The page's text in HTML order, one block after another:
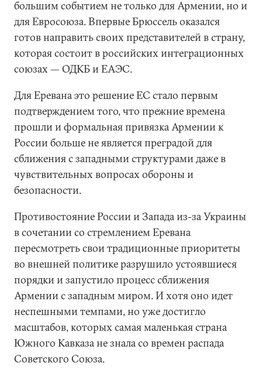
большим событием не только для Армении, но и
для Евросоюза. Впервые Брюссель оказался
готов направить своих представителей в страну,
которая состоит в российских интеграционных
союзах — ОДКБ и ЕАЭС.
Для Еревана это решение ЕС стало первым
подтверждением того, что прежние времена
прошли и формальная привязка Армении к
России больше не является преградой для
сближения с западными структурами даже в
чувствительных вопросах обороны и
безопасности.
Противостояние России и Запада из-за Украины
в сочетании со стремлением Еревана
пересмотреть свои традиционные приоритеты
во внешней политике разрушило устоявшиеся
порядки и запустило процесс сближения
Армении с западным миром. И хотя оно идет
неспешными темпами, но уже достигло
масштабов, которых самая маленькая страна
Южного Кавказа не знала со времен распада
Советского Союза.